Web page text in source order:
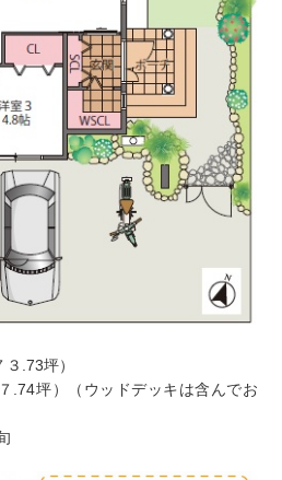
.73坪）
坪）（ウッドデッキは含んでお